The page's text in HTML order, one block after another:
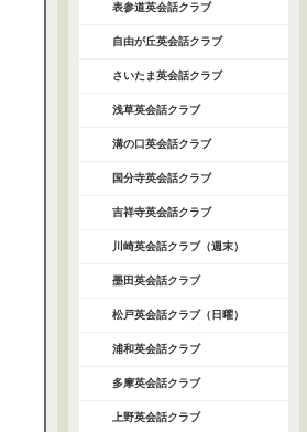
表参道英会話クラブ
自由が丘英会話クラブ
さいたま英会話クラブ
浅草英会話クラブ
溝の口英会話クラブ
国分寺英会話クラブ
吉祥寺英会話クラブ
川崎英会話クラブ（週末）
墨田英会話クラブ
松戸英会話クラブ（日曜）
浦和英会話クラブ
多摩英会話クラブ
上野英会話クラブ